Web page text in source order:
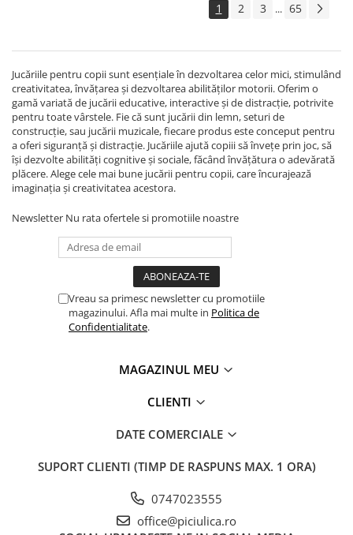
1 2 3 ... 65
Jucăriile pentru copii sunt esențiale în dezvoltarea celor mici, stimulând
creativitatea, învățarea și dezvoltarea abilităților motorii. Oferim o
gamă variată de jucării educative, interactive și de distracție, potrivite
pentru toate vârstele. Fie că sunt jucării din lemn, seturi de
construcție, sau jucării muzicale, fiecare produs este conceput pentru
a oferi siguranță și distracție. Jucăriile ajută copiii să învețe prin joc, să
își dezvolte abilități cognitive și sociale, făcând învățătura o adevărată
plăcere. Alege cele mai bune jucării pentru copii, care încurajează
imaginația și creativitatea acestora.
Newsletter Nu rata ofertele si promotiile noastre
Vreau sa primesc newsletter cu promotiile
magazinului. Afla mai multe in Politica de
Confidentialitate.
MAGAZINUL MEU
CLIENTI
DATE COMERCIALE
SUPORT CLIENTI (TIMP DE RASPUNS MAX. 1 ORA)
0747023555
office@piciulica.ro